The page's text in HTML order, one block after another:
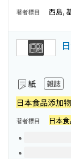
著者標目 西島,
紙 雑誌
日本食品添加
著者標目 日本
このタイトルの巻号